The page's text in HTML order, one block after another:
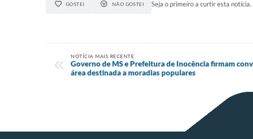
GOSTEI NÃO GOSTEI Seja o primeiro a curtir esta notícia.
NOTÍCIA MAIS RECENTE
Governo de MS e Prefeitura de Inocência firmam
área destinada a moradias populares